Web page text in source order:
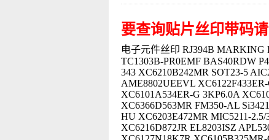
要查询贴片丝印带码请
电子元件丝印 RJ394B MARKING
TC1303B-PR0EMF BAS40RDW
343 XC6210B242MR SOT23-5
AME8802UEEVL
XC6101A534ER-G 3KP6.0A
XC6366D563MR FM350-AL
HU XC6203E472MR MIC5211-
XC6216D872JR EL8203ISZ